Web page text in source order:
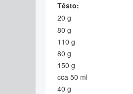
Těsto:
20 g
80 g
110 g
80 g
150 g
cca 50 ml
40 g